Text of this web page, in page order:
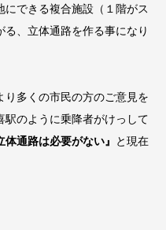
できる複合施設（１階がス
、立体通路を作る事になり
多くの市民の方のご意見を
駅のように乗降者がけっして
体通路は必要がない』
と現在